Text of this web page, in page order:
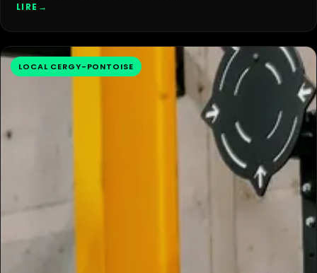
LIRE →
LOCAL CERGY-PONTOISE